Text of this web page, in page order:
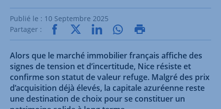
Publié le : 10 Septembre 2025
Partager :
Alors que le marché immobilier français affiche des
signes de tension et d’incertitude, Nice résiste et
confirme son statut de valeur refuge. Malgré des prix
d’acquisition déjà élevés, la capitale azuréenne reste
une destination de choix pour se constituer un